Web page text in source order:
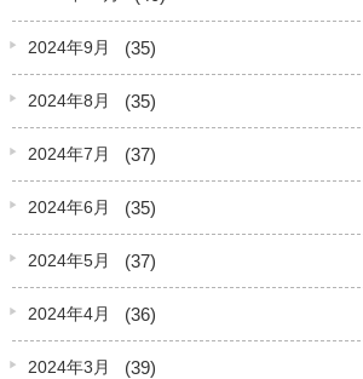
2024年9月 (35)
2024年8月 (35)
2024年7月 (37)
2024年6月 (35)
2024年5月 (37)
2024年4月 (36)
2024年3月 (39)